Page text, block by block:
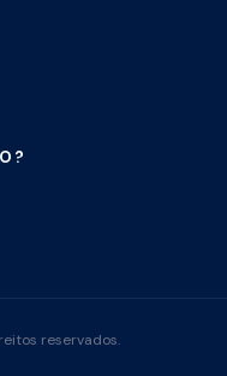
reservados.